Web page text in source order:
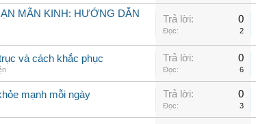
MÃN KINH: HƯỚNG DẪN
Trả lời: 0
Đọc: 2
và cách khắc phục Trả lời: 0
Đọc: 6
mạnh mỗi ngày Trả lời: 0
Đọc: 3